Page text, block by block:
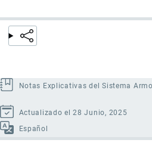
Notas Explicativas del Sistema
Actualizado el 28 Junio, 2025
Español